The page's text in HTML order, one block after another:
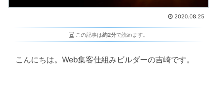
2020.08.25
この記事は約2分で読めます。
こんにちは。Web集客仕組みビルダーの吉崎です。